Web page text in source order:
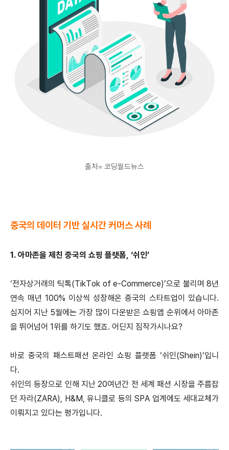
출처= 코딩월드뉴스
중국의 데이터 기반 실시간 커머스 사례
1. 아마존을 제친 중국의 쇼핑 플랫폼, ‘쉬인’
‘전자상거래의 틱톡(TikTok of e-Commerce)’으로 불리며 8년
연속 매년 100% 이상씩 성장해온 중국의 스타트업이 있습니다.
심지어 지난 5월에는 가장 많이 다운받은 쇼핑앱 순위에서 아마존
을 뛰어넘어 1위를 하기도 했죠. 어딘지 짐작가시나요?
바로 중국의 패스트패션 온라인 쇼핑 플랫폼 ‘쉬인(Shein)’입니
다.
쉬인의 등장으로 인해 지난 20여년간 전 세계 패션 시장을 주름잡
던 자라(ZARA), H&M, 유니클로 등의 SPA 업계에도 세대교체가
이뤄지고 있다는 평가입니다.